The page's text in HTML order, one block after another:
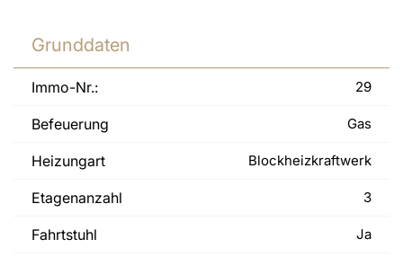
Grunddaten
Immo-Nr.: 29
Befeuerung Gas
Heizungart Blockheizkraftwerk
Etagenanzahl 3
Fahrtstuhl Ja